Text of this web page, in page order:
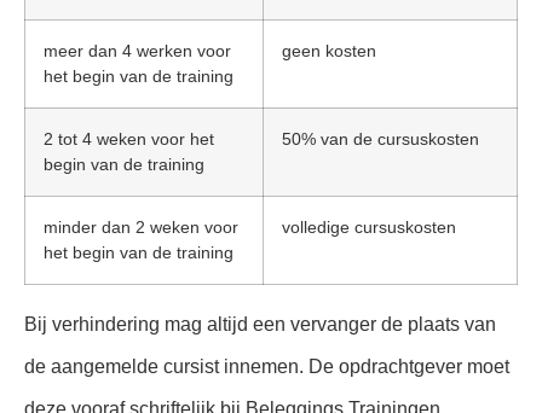
meer dan 4 werken voor
het begin van de training
geen kosten
2 tot 4 weken voor het
begin van de training
50% van de cursuskosten
minder dan 2 weken voor
het begin van de training
volledige cursuskosten
Bij verhindering mag altijd een vervanger de plaats van
de aangemelde cursist innemen. De opdrachtgever moet